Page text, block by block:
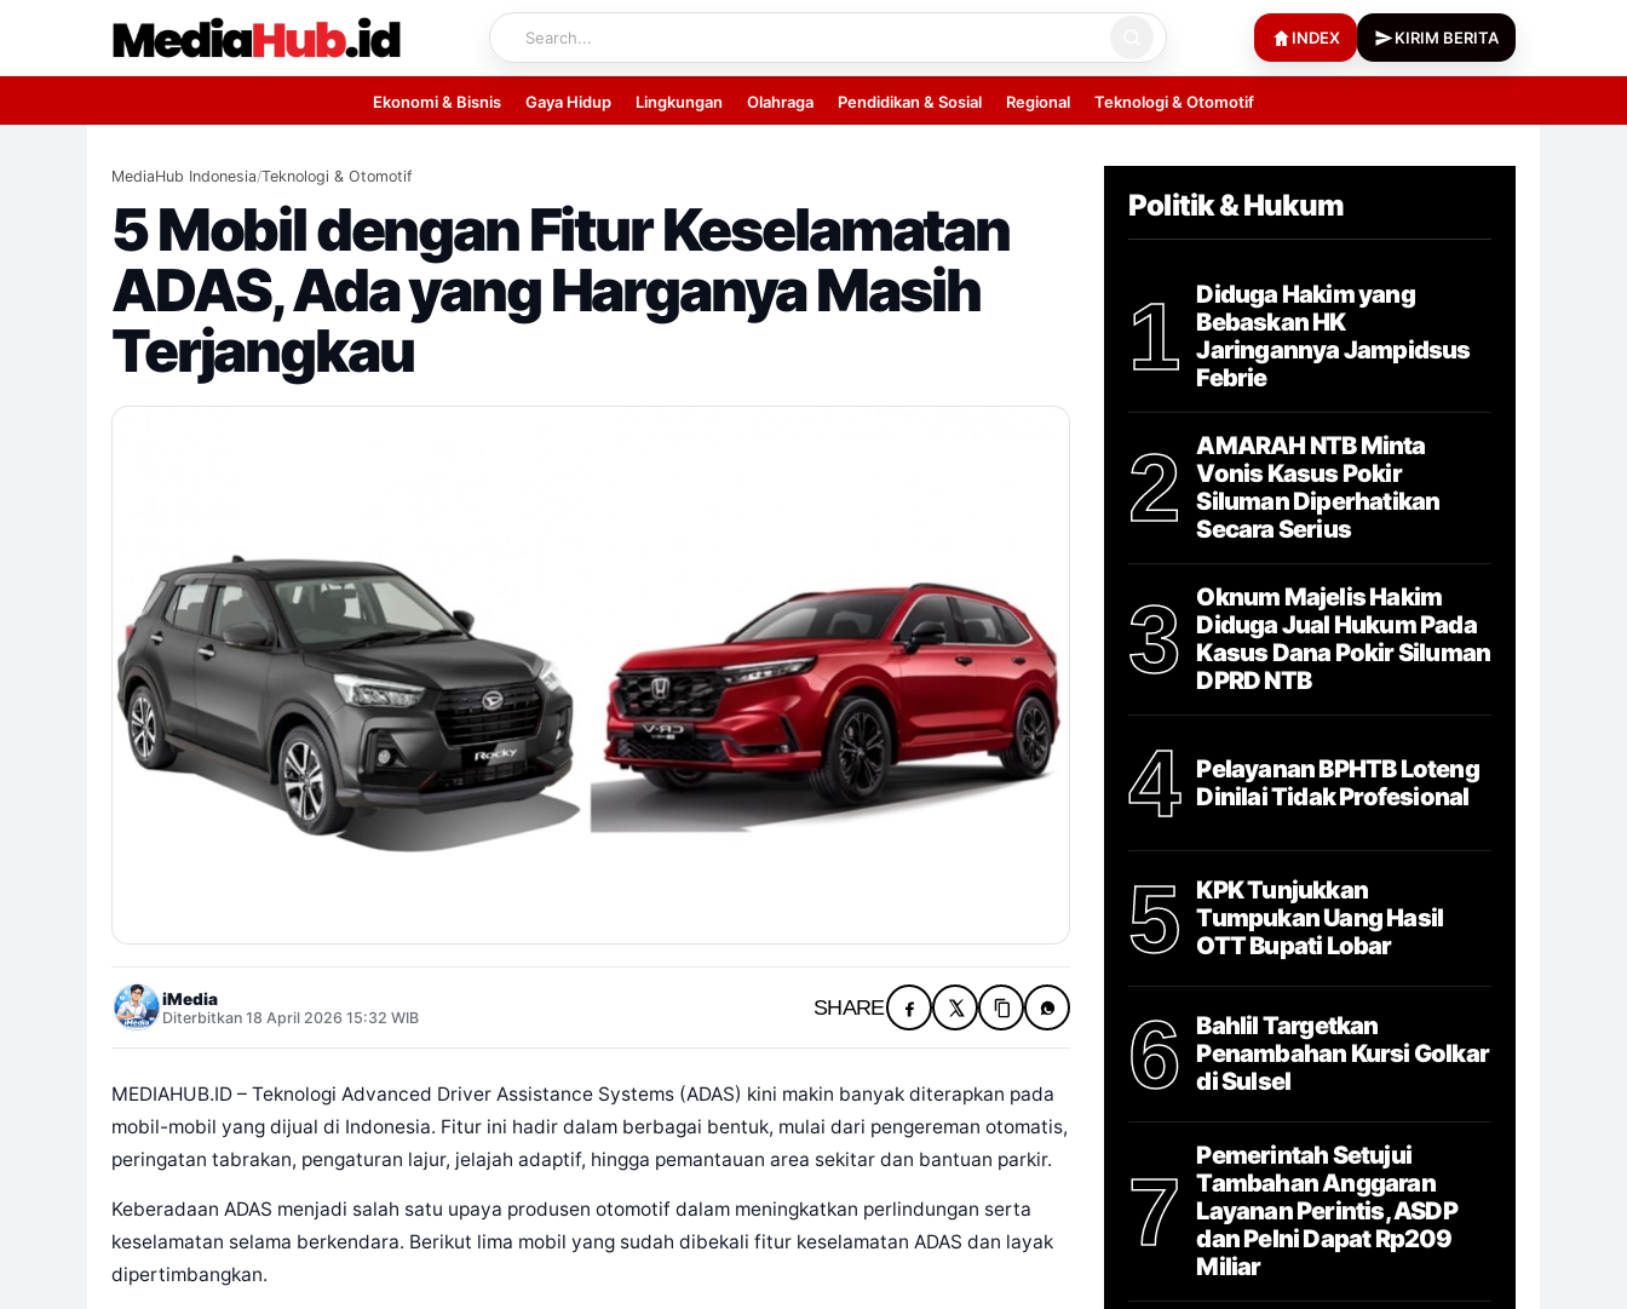
content
INDEX KIRIM BERITA
Ekonomi & Bisnis Gaya Hidup Lingkungan Olahraga Pendidikan & Sosial Regional Teknologi & Otomotif
MediaHub Indonesia/Teknologi & Otomotif
5 Mobil dengan Fitur Keselamatan
ADAS, Ada yang Harganya Masih
Terjangkau
iMedia
Diterbitkan 18 April 2026 15:32 WIB SHARE
MEDIAHUB.ID – Teknologi Advanced Driver Assistance Systems (ADAS) kini makin banyak diterapkan pada
mobil-mobil yang dijual di Indonesia. Fitur ini hadir dalam berbagai bentuk, mulai dari pengereman otomatis,
peringatan tabrakan, pengaturan lajur, jelajah adaptif, hingga pemantauan area sekitar dan bantuan parkir.
Keberadaan ADAS menjadi salah satu upaya produsen otomotif dalam meningkatkan perlindungan serta
keselamatan selama berkendara. Berikut lima mobil yang sudah dibekali fitur keselamatan ADAS dan layak
dipertimbangkan.
Politik & Hukum
1
Diduga Hakim yang
Bebaskan HK
Jaringannya Jampidsus
Febrie
2
AMARAH NTB Minta
Vonis Kasus Pokir
Siluman Diperhatikan
Secara Serius
3
Oknum Majelis Hakim
Diduga Jual Hukum Pada
Kasus Dana Pokir Siluman
DPRD NTB
4
Pelayanan BPHTB Loteng
Dinilai Tidak Profesional
5
KPK Tunjukkan
Tumpukan Uang Hasil
OTT Bupati Lobar
6
Bahlil Targetkan
Penambahan Kursi Golkar
di Sulsel
7
Pemerintah Setujui
Tambahan Anggaran
Layanan Perintis, ASDP
dan Pelni Dapat Rp209
Miliar